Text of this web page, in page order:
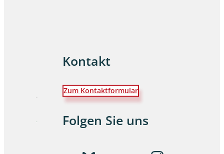
Kontakt
Zum Kontaktformular
Folgen Sie uns